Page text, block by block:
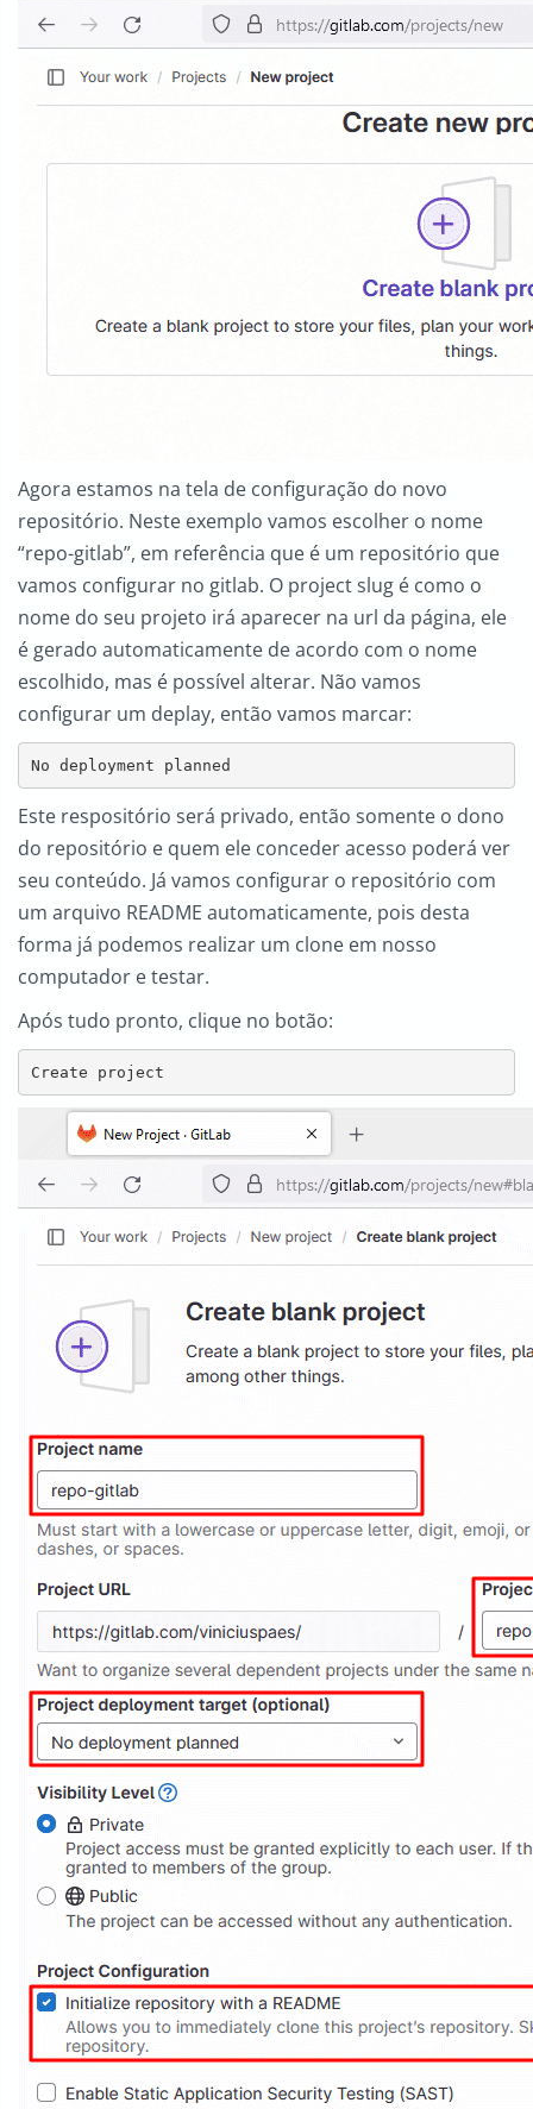
Agora estamos na tela de configuração do novo
repositório. Neste exemplo vamos escolher o nome
“repo-gitlab”, em referência que é um repositório que
vamos configurar no gitlab. O project slug é como o
nome do seu projeto irá aparecer na url da página, ele
é gerado automaticamente de acordo com o nome
escolhido, mas é possível alterar. Não vamos
configurar um deplay, então vamos marcar:
No deployment planned
Este respositório será privado, então somente o dono
do repositório e quem ele conceder acesso poderá ver
seu conteúdo. Já vamos configurar o repositório com
um arquivo README automaticamente, pois desta
forma já podemos realizar um clone em nosso
computador e testar.
Após tudo pronto, clique no botão:
Create project